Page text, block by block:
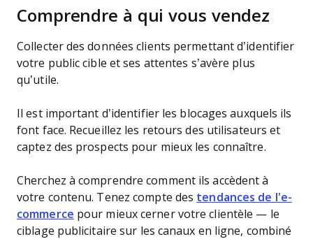
Comprendre à qui vous vendez
Collecter des données clients permettant d’identifier
votre public cible et ses attentes s’avère plus
qu’utile.
Il est important d’identifier les blocages auxquels ils
font face. Recueillez les retours des utilisateurs et
captez des prospects pour mieux les connaître.
Cherchez à comprendre comment ils accèdent à
votre contenu. Tenez compte des tendances de l'e-
commerce pour mieux cerner votre clientèle — le
ciblage publicitaire sur les canaux en ligne, combiné